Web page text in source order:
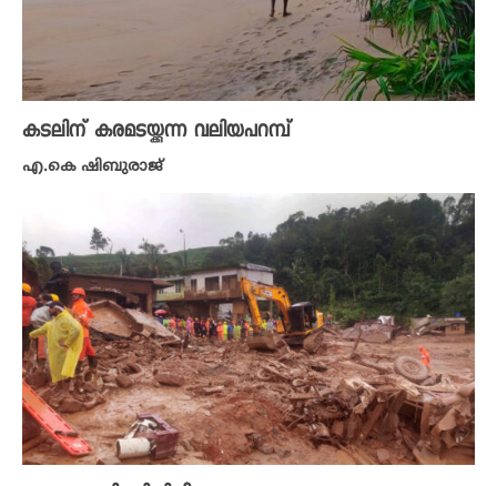
കടലിന് കരമടയ്ക്കുന്ന വലിയപറമ്പ്
എ.കെ ഷിബുരാജ്